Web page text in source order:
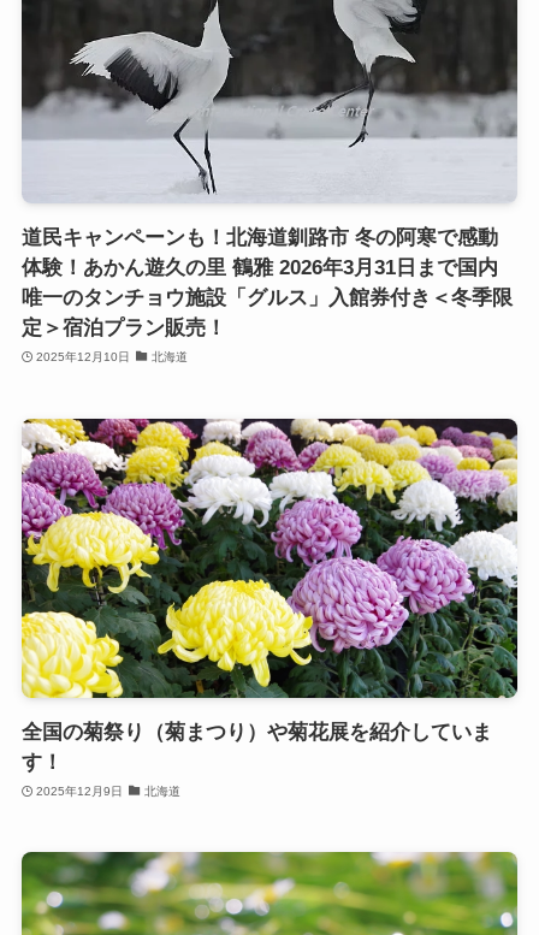
道民キャンペーンも！北海道釧路市 冬の阿寒で感動
体験！あかん遊久の里 鶴雅 2026年3月31日まで国内
唯一のタンチョウ施設「グルス」入館券付き＜冬季限
定＞宿泊プラン販売！
2025年12月10日 北海道
全国の菊祭り（菊まつり）や菊花展を紹介していま
す！
2025年12月9日 北海道